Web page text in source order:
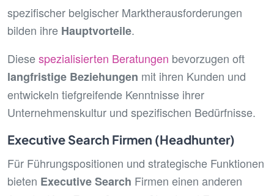
spezifischer belgischer Marktherausforderungen
bilden ihre Hauptvorteile.
Diesespezialisierten Beratungen bevorzugen oft
langfristige Beziehungen mit ihren Kunden und
entwickeln tiefgreifende Kenntnisse ihrer
Unternehmenskultur und spezifischen Bedürfnisse.
Executive Search Firmen (Headhunter)
Für Führungspositionen und strategische Funktionen
bieten Executive Search Firmen einen anderen